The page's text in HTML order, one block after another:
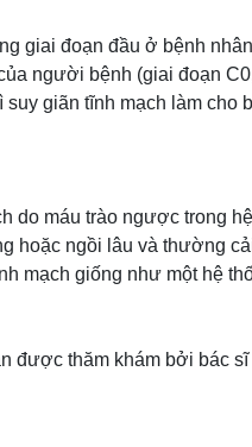
giai đoạn đầu ở bệnh
người bệnh (giai đoạn
giãn tĩnh mạch làm
do máu trào ngược trong
hoặc ngồi lâu và thường
mạch giống như một hệ
được thăm khám bởi bác